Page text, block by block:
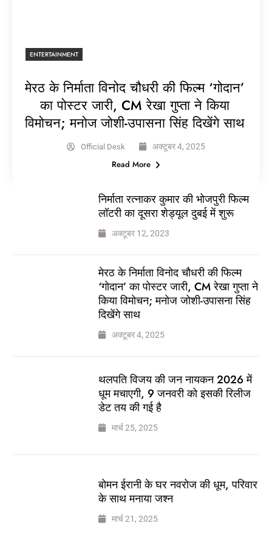
ENTERTAINMENT
मेरठ के निर्माता विनोद चौधरी की फिल्म ‘गोदान’
का पोस्टर जारी, CM रेखा गुप्ता ने किया
विमोचन; मनोज जोशी-उपासना सिंह दिखेंगे साथ
Official Desk अक्टूबर 4, 2025
Read More
निर्माता रत्नाकर कुमार की भोजपुरी फिल्म
लॉटरी का दूसरा शेड्यूल दुबई में शुरू
अक्टूबर 12, 2023
मेरठ के निर्माता विनोद चौधरी की फिल्म
‘गोदान’ का पोस्टर जारी, CM रेखा गुप्ता ने
किया विमोचन; मनोज जोशी-उपासना सिंह
दिखेंगे साथ
अक्टूबर 4, 2025
थलपति विजय की जन नायकन 2026 में
धूम मचाएगी, 9 जनवरी को इसकी रिलीज
डेट तय की गई है
मार्च 25, 2025
बोमन ईरानी के घर नवरोज की धूम, परिवार
के साथ मनाया जश्न
मार्च 21, 2025